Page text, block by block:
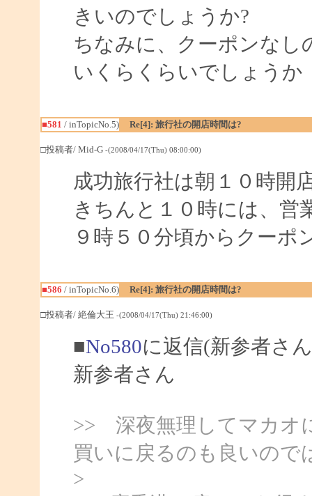
きいのでしょうか?
ちなみに、クーポンなし
いくらくらいでしょうか
■581 / inTopicNo.5) Re[4]: 旅行社の開店時間は?
□投稿者/ Mid-G -(2008/04/17(Thu) 08:00:00)
成功旅行社は朝１０時開
きちんと１０時には、営
９時５０分頃からクーポ
■586 / inTopicNo.6) Re[4]: 旅行社の開店時間は?
□投稿者/ 絶倫大王 -(2008/04/17(Thu) 21:46:00)
■No580に返信(新参者さ
新参者さん
>> 深夜無理してマカオ
買いに戻るのも良いので
>